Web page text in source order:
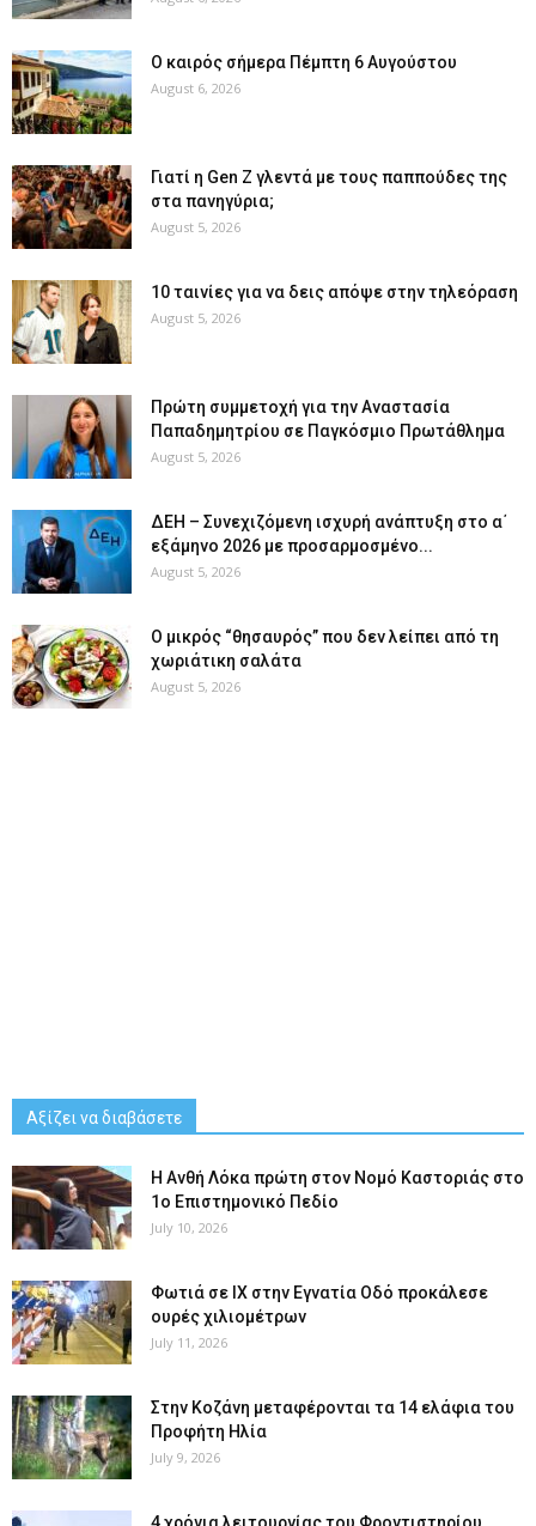
Ο καιρός σήμερα Πέμπτη 6 Αυγούστου
August 6, 2026
Γιατί η Gen Z γλεντά με τους παππούδες της
στα πανηγύρια;
August 5, 2026
10 ταινίες για να δεις απόψε στην τηλεόραση
August 5, 2026
Πρώτη συμμετοχή για την Αναστασία
Παπαδημητρίου σε Παγκόσμιο Πρωτάθλημα
August 5, 2026
ΔΕΗ – Συνεχιζόμενη ισχυρή ανάπτυξη στο α΄
εξάμηνο 2026 με προσαρμοσμένο...
August 5, 2026
O μικρός “θησαυρός” που δεν λείπει από τη
χωριάτικη σαλάτα
August 5, 2026
Αξίζει να διαβάσετε
Η Ανθή Λόκα πρώτη στον Νομό Καστοριάς στο
1ο Επιστημονικό Πεδίο
July 10, 2026
Φωτιά σε ΙΧ στην Εγνατία Οδό προκάλεσε
ουρές χιλιομέτρων
July 11, 2026
Στην Κοζάνη μεταφέρονται τα 14 ελάφια του
Προφήτη Ηλία
July 9, 2026